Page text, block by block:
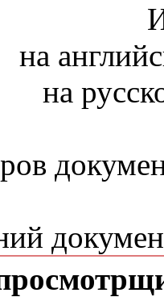
на
на